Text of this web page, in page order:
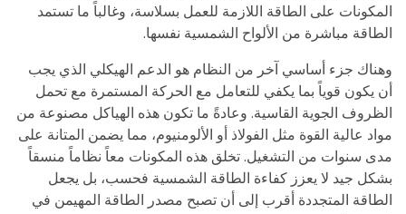
المكونات على الطاقة اللازمة للعمل بسلاسة، وغالباً ما تستمد
الطاقة مباشرة من الألواح الشمسية نفسها.
وهناك جزء أساسي آخر من النظام هو الدعم الهيكلي الذي يجب
أن يكون قوياً بما يكفي للتعامل مع الحركة المستمرة مع تحمل
الظروف الجوية القاسية. وعادةً ما تكون هذه الهياكل مصنوعة من
مواد عالية القوة مثل الفولاذ أو الألومنيوم، مما يضمن المتانة على
مدى سنوات من التشغيل. تخلق هذه المكونات معاً نظاماً منسقاً
بشكل جيد لا يعزز كفاءة الطاقة الشمسية فحسب، بل يجعل
الطاقة المتجددة أقرب إلى أن تصبح مصدر الطاقة المهيمن في